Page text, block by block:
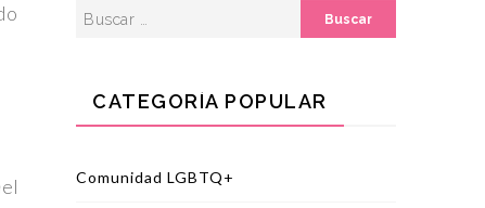
el
CATEGORÍA POPULAR
Comunidad LGBTQ+